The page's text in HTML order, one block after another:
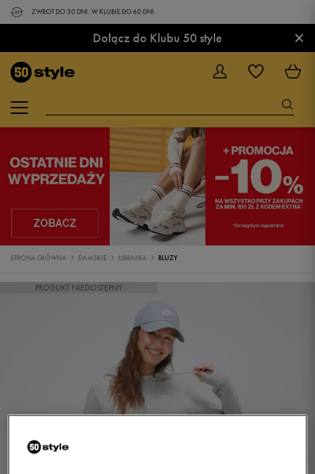
ZWROT DO 30 DNI. W KLUBIE DO 60 DNI.
Dołącz do Klubu 50 style ×
STRONA GŁÓWNA DAMSKIE UBRANIA BLUZY
PRODUKT NIEDOSTĘPNY